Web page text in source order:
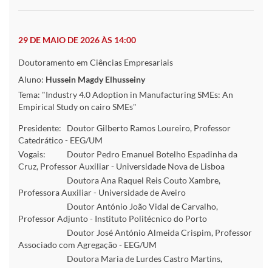
29 DE MAIO DE 2026 ÀS 14:00
Doutoramento em Ciências Empresariais
Aluno: Hussein Magdy Elhusseiny
Tema: "Industry 4.0 Adoption in Manufacturing SMEs: An
Empirical Study on cairo SMEs"
Presidente:
Doutor Gilberto Ramos Loureiro, Professor
Catedrático - EEG/UM
Vogais:
Doutor Pedro Emanuel Botelho Espadinha da
Cruz, Professor Auxiliar - Universidade Nova de Lisboa
Doutora Ana Raquel Reis Couto Xambre,
Professora Auxiliar - Universidade de Aveiro
Doutor António João Vidal de Carvalho,
Professor Adjunto - Instituto Politécnico do Porto
Doutor José António Almeida Crispim, Professor
Associado com Agregação - EEG/UM
Doutora Maria de Lurdes Castro Martins,